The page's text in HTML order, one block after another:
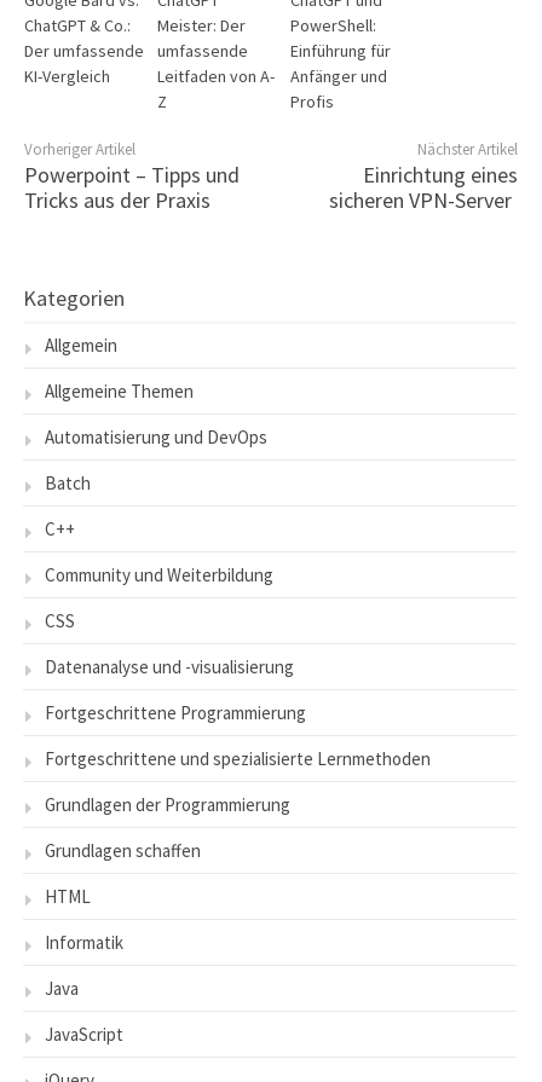
ChatGPT & Co.:
Der umfassende
KI-Vergleich
Meister: Der
umfassende
Leitfaden von A-
Z
PowerShell:
Einführung für
Anfänger und
Profis
Vorheriger Artikel
Powerpoint – Tipps und
Tricks aus der Praxis
Nächster Artikel
Einrichtung eines
sicheren VPN-Server
Kategorien
Allgemein
Allgemeine Themen
Automatisierung und DevOps
Batch
C++
Community und Weiterbildung
CSS
Datenanalyse und -visualisierung
Fortgeschrittene Programmierung
Fortgeschrittene und spezialisierte Lernmethoden
Grundlagen der Programmierung
Grundlagen schaffen
HTML
Informatik
Java
JavaScript